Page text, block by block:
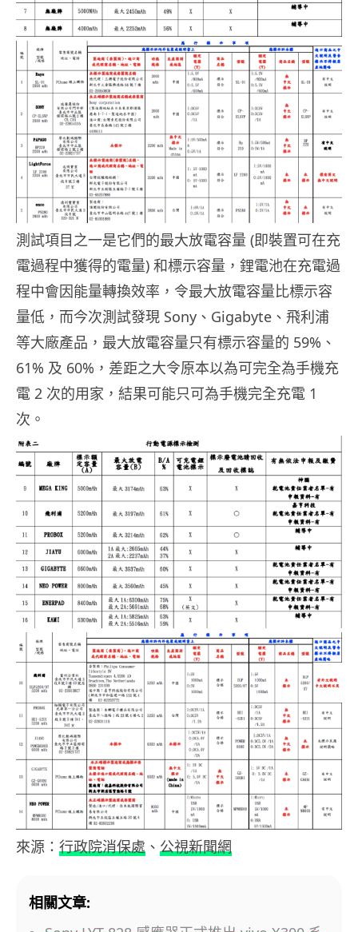
測試項目之一是它們的最大放電容量 (即裝置可在充
電過程中獲得的電量) 和標示容量，鋰電池在充電過
程中會因能量轉換效率，令最大放電容量比標示容
量低，而今次測試發現 Sony、Gigabyte、飛利浦
等大廠產品，最大放電容量只有標示容量的 59%、
61% 及 60%，差距之大令原本以為可完全為手機充
電 2 次的用家，結果可能只可為手機完全充電 1
次。
來源： 行政院消保處 、 公視新聞網
相關文章: